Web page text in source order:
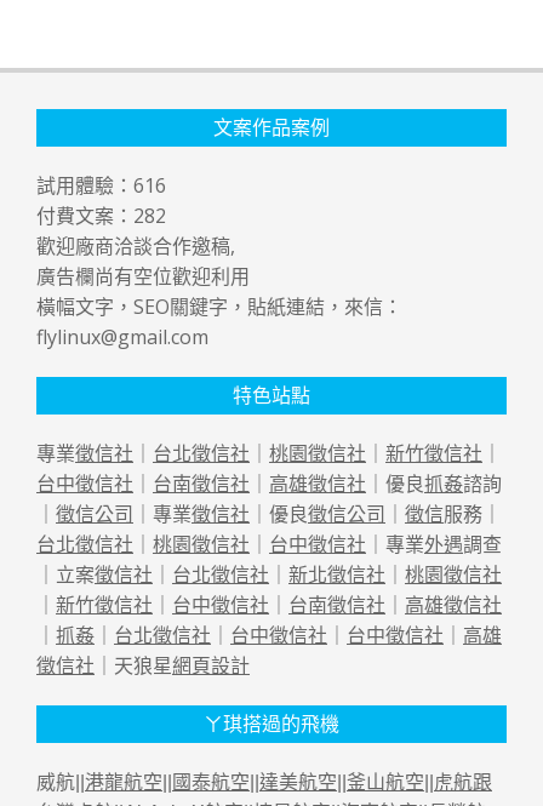
文案作品案例
試用體驗： 616
付費文案： 282
歡迎廠商洽談合作邀稿,
廣告欄尚有空位歡迎利用
橫幅文字，SEO關鍵字，貼紙連結，來信：
flylinux@gmail.com
特色站點
專業徵信社 台北徵信社 桃園徵信社 新竹徵信社
台中徵信社
台南徵信社 高雄徵信社 ｜優良抓姦諮詢
徵信公司 ｜專業徵信社 ｜優良徵信公司 徵信服務｜
台北徵信社
桃園徵信社 台中徵信社 ｜專業外遇調查
｜立案徵信社 台北徵信社 新北徵信社
桃園徵信社
新竹徵信社 台中徵信社 台南徵信社
高雄徵信社
抓姦 台北徵信社 台中徵信社 台中徵信社
高雄
徵信社 ｜天狼星網頁設計
ㄚ琪搭過的飛機
威航|| 港龍航空 國泰航空 達美航空 釜山航空
虎航跟